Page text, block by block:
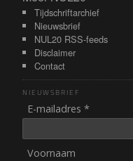
Tijdschriftarchief
Nieuwsbrief
NUL20 RSS-feeds
Disclaimer
Contact
NIEUWSBRIEF
E-mailadres *
Voornaam